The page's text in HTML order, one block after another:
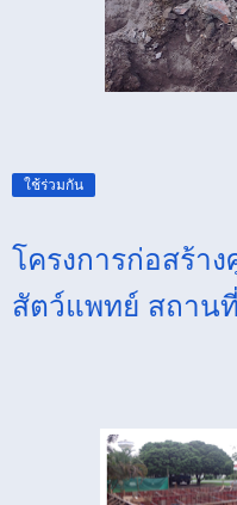
ใช้ร่วมกัน
โครงการก่อสร้า
สัตว์แพทย์ สถาน